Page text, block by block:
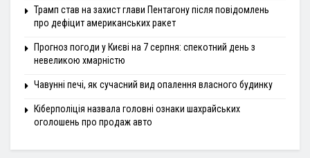
Трамп став на захист глави Пентагону після повідомлень
про дефіцит американських ракет
Прогноз погоди у Києві на 7 серпня: спекотний день з
невеликою хмарністю
Чавунні печі, як сучасний вид опалення власного будинку
Кіберполіція назвала головні ознаки шахрайських
оголошень про продаж авто